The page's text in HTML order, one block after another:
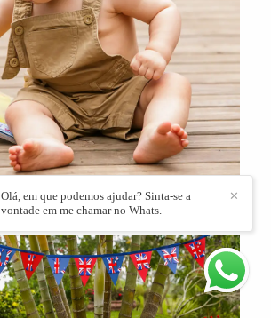
✕
Olá, em que podemos ajudar? Sinta-se a
vontade em me chamar no Whats.